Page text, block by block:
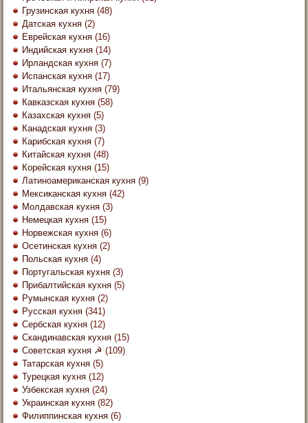
Грузинская кухня (48)
Датская кухня (2)
Еврейская кухня (16)
Индийская кухня (14)
Ирландская кухня (7)
Испанская кухня (17)
Итальянская кухня (79)
Кавказская кухня (58)
Казахская кухня (5)
Канадская кухня (3)
Карибская кухня (7)
Китайская кухня (48)
Корейская кухня (15)
Латиноамериканская кухня (9)
Мексиканская кухня (42)
Молдавская кухня (3)
Немецкая кухня (15)
Норвежская кухня (6)
Осетинская кухня (2)
Польская кухня (4)
Португальская кухня (3)
Прибалтийская кухня (5)
Румынская кухня (2)
Русская кухня (341)
Сербская кухня (12)
Скандинавская кухня (15)
Советская кухня ☭ (109)
Татарская кухня (5)
Турецкая кухня (12)
Узбекская кухня (24)
Украинская кухня (82)
Филиппинская кухня (6)